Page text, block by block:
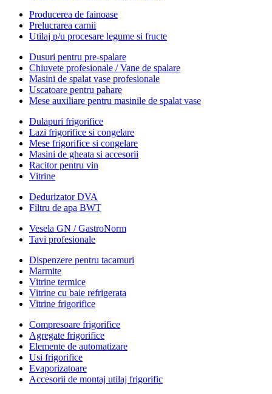
Producerea de fainoase
Prelucrarea carnii
Utilaj p/u procesare legume si fructe
Dusuri pentru pre-spalare
Chiuvete profesionale / Vane de spalare
Masini de spalat vase profesionale
Uscatoare pentru pahare
Mese auxiliare pentru masinile de spalat vase
Dulapuri frigorifice
Lazi frigorifice si congelare
Mese frigorifice si congelare
Masini de gheata si accesorii
Racitor pentru vin
Vitrine
Dedurizator DVA
Filtru de apa BWT
Vesela GN / GastroNorm
Tavi profesionale
Dispenzere pentru tacamuri
Marmite
Vitrine termice
Vitrine cu baie refrigerata
Vitrine frigorifice
Compresoare frigorifice
Agregate frigorifice
Elemente de automatizare
Usi frigorifice
Evaporizatoare
Accesorii de montaj utilaj frigorific